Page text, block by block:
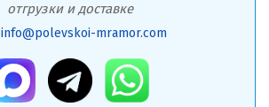
отгрузки и доставке
info@polevskoi-mramor.com